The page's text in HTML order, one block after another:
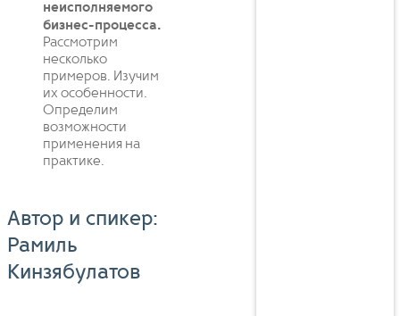
неисполняемого
бизнес-процесса.
Рассмотрим
несколько
примеров. Изучим
их особенности.
Определим
возможности
применения на
практике.
Автор и спикер:
Рамиль
Кинзябулатов